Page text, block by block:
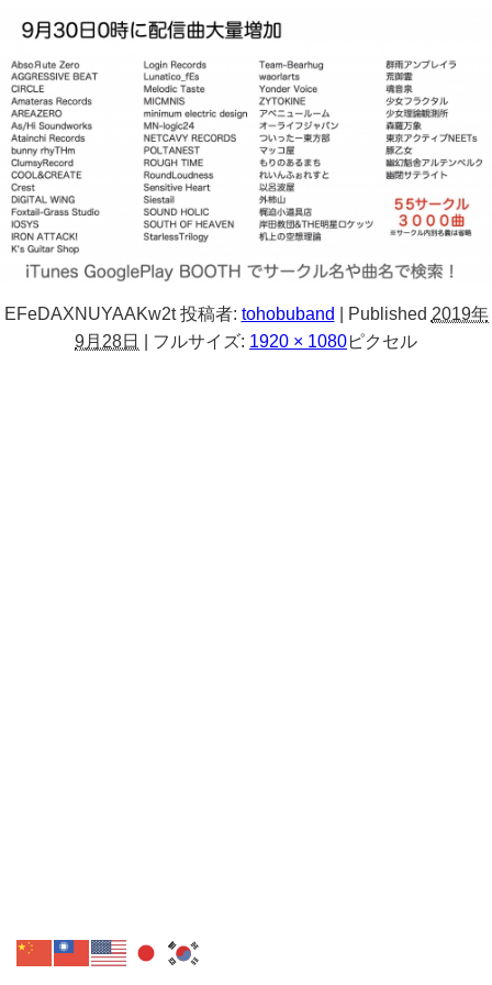
EFeDAXNUYAAKw2t 投稿者: tohobuband Published 2019年
9月28日
フルサイズ: 1920 × 1080ピクセル